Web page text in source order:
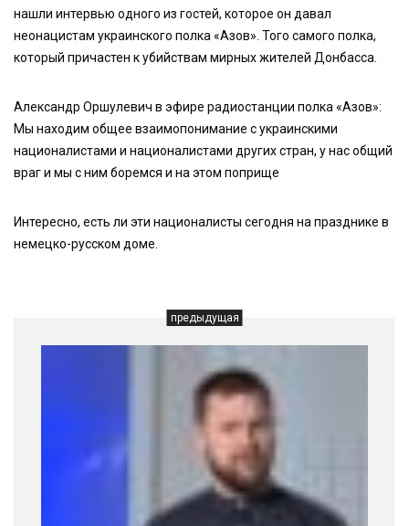
нашли интервью одного из гостей, которое он давал
неонацистам украинского полка «Азов». Того самого полка,
который причастен к убийствам мирных жителей Донбасса.
Александр Оршулевич в эфире радиостанции полка «Азов»:
Мы находим общее взаимопонимание с украинскими
националистами и националистами других стран, у нас общий
враг и мы с ним боремся и на этом поприще
Интересно, есть ли эти националисты сегодня на празднике в
немецко-русском доме.
предыдущая